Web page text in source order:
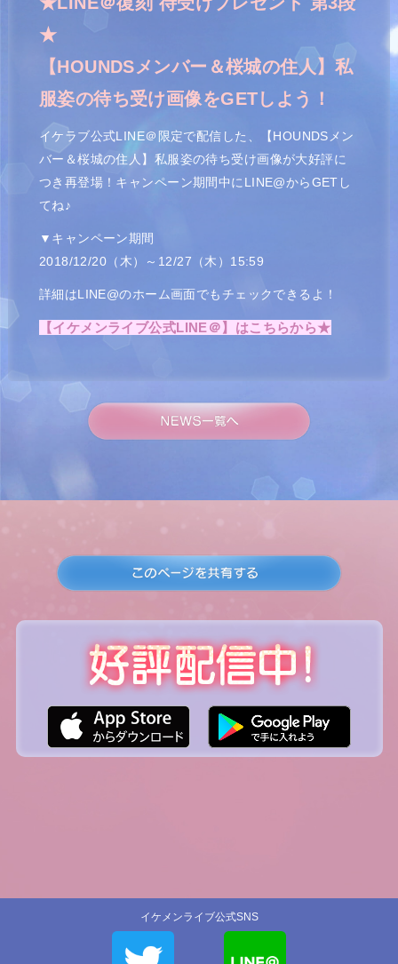
★
【HOUNDSメンバー＆桜城の住人】私
服姿の待ち受け画像をGETしよう！
イケラブ公式LINE＠限定で配信した、【HOUNDSメン
バー＆桜城の住人】私服姿の待ち受け画像が大好評に
つき再登場！キャンペーン期間中にLINE@からGETし
てね♪
▼キャンペーン期間
2018/12/20（木）～12/27（木）15:59
詳細はLINE@のホーム画面でもチェックできるよ！
【イケメンライブ公式LINE＠】はこちらから★
イケメンライブ公式SNS